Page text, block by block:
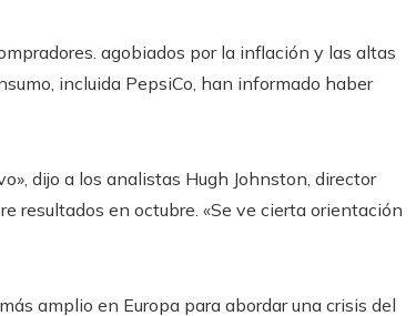
agobiados por la inflación y las altas
incluida PepsiCo, han informado haber
dijo a los analistas Hugh Johnston, director
resultados en octubre. «Se ve cierta orientación
amplio en Europa para abordar una crisis del